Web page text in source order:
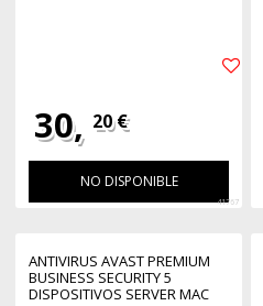
30, 20 €
NO DISPONIBLE
41767
ANTIVIRUS AVAST PREMIUM
BUSINESS SECURITY 5
DISPOSITIVOS SERVER MAC